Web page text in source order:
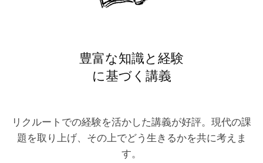
豊富な知識と経験
に基づく講義
リクルートでの経験を活かした講義が好評。現代の課
題を取り上げ、その上でどう生きるかを共に考えま
す。